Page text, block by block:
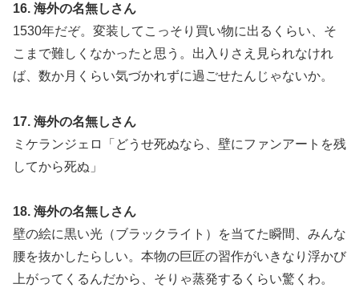
16. 海外の名無しさん
1530年だぞ。変装してこっそり買い物に出るくらい、そ
こまで難しくなかったと思う。出入りさえ見られなけれ
ば、数か月くらい気づかれずに過ごせたんじゃないか。
17. 海外の名無しさん
ミケランジェロ「どうせ死ぬなら、壁にファンアートを残
してから死ぬ」
18. 海外の名無しさん
壁の絵に黒い光（ブラックライト）を当てた瞬間、みんな
腰を抜かしたらしい。本物の巨匠の習作がいきなり浮かび
上がってくるんだから、そりゃ蒸発するくらい驚くわ。